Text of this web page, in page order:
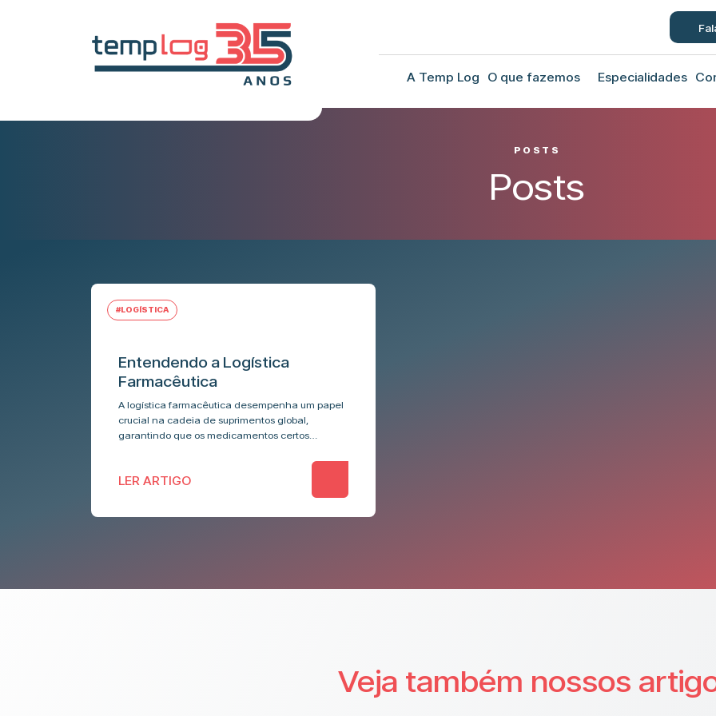
A Temp Log O que fazemos Especialidades
POSTS
Posts
#LOGÍSTICA
Entendendo a Logística
Farmacêutica
A logística farmacêutica desempenha um papel
crucial na cadeia de suprimentos global,
garantindo que os medicamentos certos
LER ARTIGO
Veja também nossos